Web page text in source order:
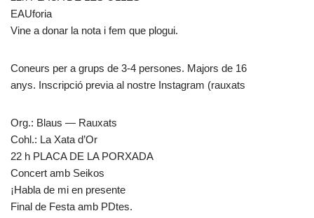
EAUforia
Vine a donar la nota i fem que plogui.
Coneurs per a grups de 3-4 persones. Majors de 16
anys. Inscripció previa al nostre Instagram (rauxats
Org.: Blaus — Rauxats
Cohl.: La Xata d’Or
22 h PLACA DE LA PORXADA
Concert amb Seikos
¡Habla de mi en presente
Final de Festa amb PDtes.